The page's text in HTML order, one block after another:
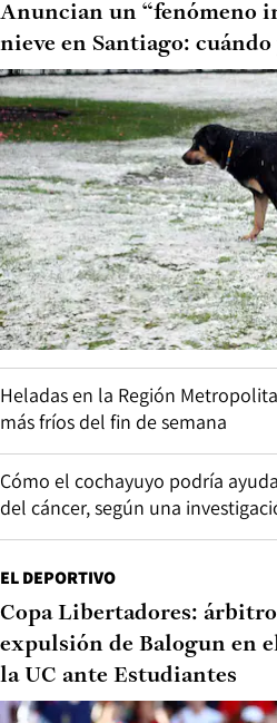
Anuncian un “fenómeno
nieve en Santiago:
Heladas en la Región
más fríos del fin de semana
Cómo el cochayuyo podría
del cáncer, según una
EL DEPORTIVO
Copa Libertadores:
expulsión de Balogun en
la UC ante Estudiantes